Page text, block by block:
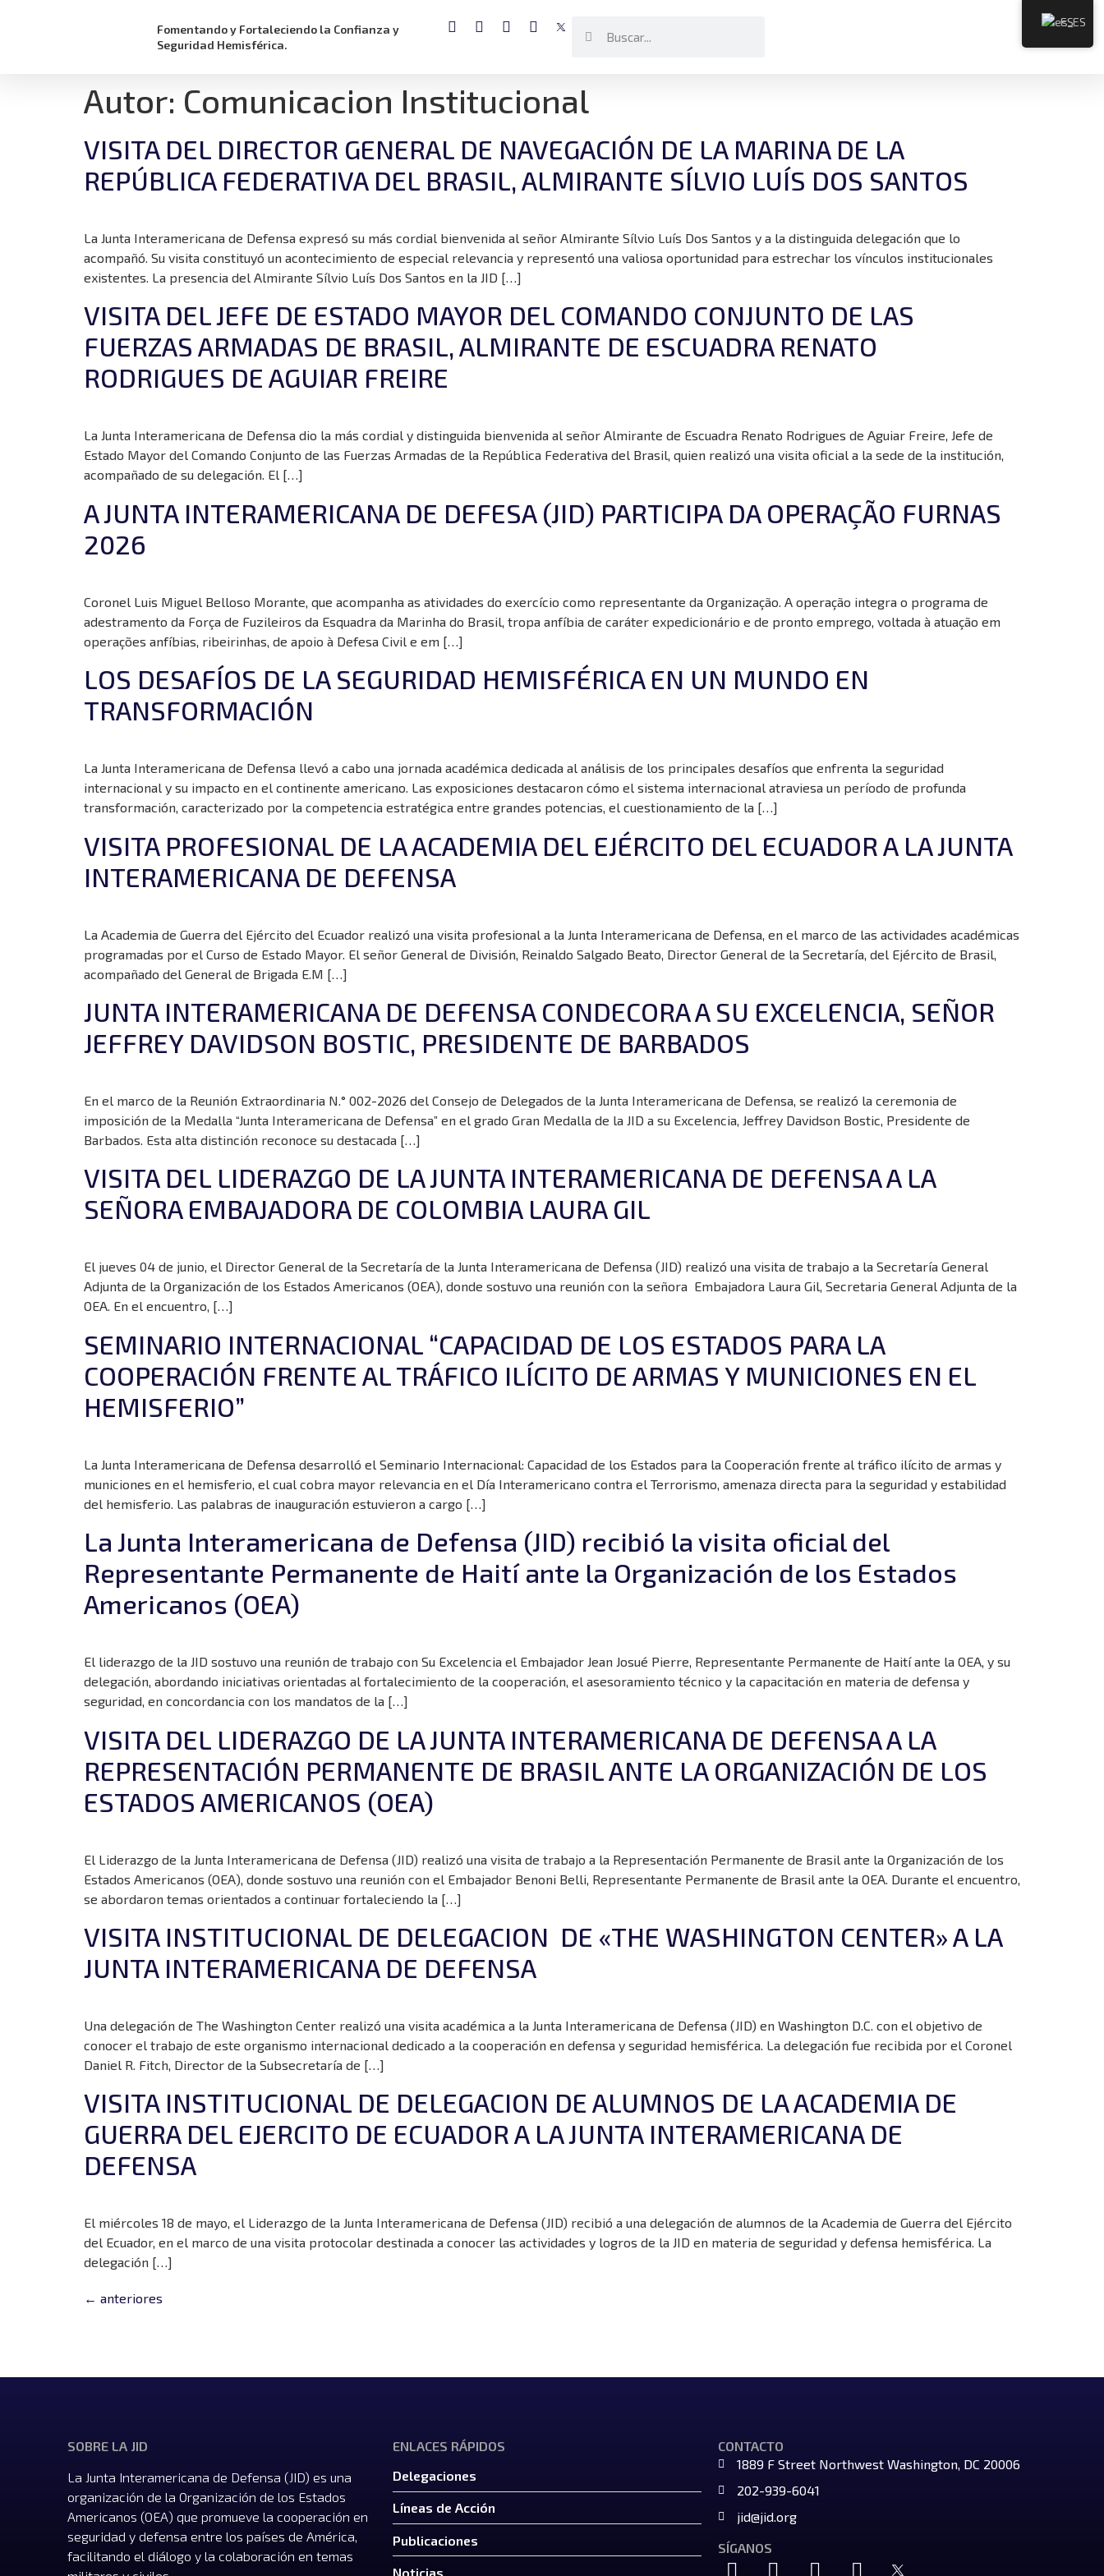
Fomentando y Fortaleciendo la Confianza y
Seguridad Hemisférica.
Autor: Comunicacion Institucional
VISITA DEL DIRECTOR GENERAL DE NAVEGACIÓN DE LA MARINA DE LA
REPÚBLICA FEDERATIVA DEL BRASIL, ALMIRANTE SÍLVIO LUÍS DOS SANTOS
La Junta Interamericana de Defensa expresó su más cordial bienvenida al señor Almirante Sílvio Luís Dos Santos y a la distinguida delegación que lo
acompañó. Su visita constituyó un acontecimiento de especial relevancia y representó una valiosa oportunidad para estrechar los vínculos institucionales
existentes. La presencia del Almirante Sílvio Luís Dos Santos en la JID […]
VISITA DEL JEFE DE ESTADO MAYOR DEL COMANDO CONJUNTO DE LAS
FUERZAS ARMADAS DE BRASIL, ALMIRANTE DE ESCUADRA RENATO
RODRIGUES DE AGUIAR FREIRE
La Junta Interamericana de Defensa dio la más cordial y distinguida bienvenida al señor Almirante de Escuadra Renato Rodrigues de Aguiar Freire, Jefe de
Estado Mayor del Comando Conjunto de las Fuerzas Armadas de la República Federativa del Brasil, quien realizó una visita oficial a la sede de la institución,
acompañado de su delegación. El […]
A JUNTA INTERAMERICANA DE DEFESA (JID) PARTICIPA DA OPERAÇÃO FURNAS
2026
Coronel Luis Miguel Belloso Morante, que acompanha as atividades do exercício como representante da Organização. A operação integra o programa de
adestramento da Força de Fuzileiros da Esquadra da Marinha do Brasil, tropa anfíbia de caráter expedicionário e de pronto emprego, voltada à atuação em
operações anfíbias, ribeirinhas, de apoio à Defesa Civil e em […]
LOS DESAFÍOS DE LA SEGURIDAD HEMISFÉRICA EN UN MUNDO EN
TRANSFORMACIÓN
La Junta Interamericana de Defensa llevó a cabo una jornada académica dedicada al análisis de los principales desafíos que enfrenta la seguridad
internacional y su impacto en el continente americano. Las exposiciones destacaron cómo el sistema internacional atraviesa un período de profunda
transformación, caracterizado por la competencia estratégica entre grandes potencias, el cuestionamiento de la […]
VISITA PROFESIONAL DE LA ACADEMIA DEL EJÉRCITO DEL ECUADOR A LA JUNTA
INTERAMERICANA DE DEFENSA
La Academia de Guerra del Ejército del Ecuador realizó una visita profesional a la Junta Interamericana de Defensa, en el marco de las actividades académicas
programadas por el Curso de Estado Mayor. El señor General de División, Reinaldo Salgado Beato, Director General de la Secretaría, del Ejército de Brasil,
acompañado del General de Brigada E.M […]
JUNTA INTERAMERICANA DE DEFENSA CONDECORA A SU EXCELENCIA, SEÑOR
JEFFREY DAVIDSON BOSTIC, PRESIDENTE DE BARBADOS
En el marco de la Reunión Extraordinaria N.° 002-2026 del Consejo de Delegados de la Junta Interamericana de Defensa, se realizó la ceremonia de
imposición de la Medalla “Junta Interamericana de Defensa” en el grado Gran Medalla de la JID a su Excelencia, Jeffrey Davidson Bostic, Presidente de
Barbados. Esta alta distinción reconoce su destacada […]
VISITA DEL LIDERAZGO DE LA JUNTA INTERAMERICANA DE DEFENSA A LA
SEÑORA EMBAJADORA DE COLOMBIA LAURA GIL
El jueves 04 de junio, el Director General de la Secretaría de la Junta Interamericana de Defensa (JID) realizó una visita de trabajo a la Secretaría General
Adjunta de la Organización de los Estados Americanos (OEA), donde sostuvo una reunión con la señora Embajadora Laura Gil, Secretaria General Adjunta de la
OEA. En el encuentro, […]
SEMINARIO INTERNACIONAL “CAPACIDAD DE LOS ESTADOS PARA LA
COOPERACIÓN FRENTE AL TRÁFICO ILÍCITO DE ARMAS Y MUNICIONES EN EL
HEMISFERIO”
La Junta Interamericana de Defensa desarrolló el Seminario Internacional: Capacidad de los Estados para la Cooperación frente al tráfico ilícito de armas y
municiones en el hemisferio, el cual cobra mayor relevancia en el Día Interamericano contra el Terrorismo, amenaza directa para la seguridad y estabilidad
del hemisferio. Las palabras de inauguración estuvieron a cargo […]
La Junta Interamericana de Defensa (JID) recibió la visita oficial del
Representante Permanente de Haití ante la Organización de los Estados
Americanos (OEA)
El liderazgo de la JID sostuvo una reunión de trabajo con Su Excelencia el Embajador Jean Josué Pierre, Representante Permanente de Haití ante la OEA, y su
delegación, abordando iniciativas orientadas al fortalecimiento de la cooperación, el asesoramiento técnico y la capacitación en materia de defensa y
seguridad, en concordancia con los mandatos de la […]
VISITA DEL LIDERAZGO DE LA JUNTA INTERAMERICANA DE DEFENSA A LA
REPRESENTACIÓN PERMANENTE DE BRASIL ANTE LA ORGANIZACIÓN DE LOS
ESTADOS AMERICANOS (OEA)
El Liderazgo de la Junta Interamericana de Defensa (JID) realizó una visita de trabajo a la Representación Permanente de Brasil ante la Organización de los
Estados Americanos (OEA), donde sostuvo una reunión con el Embajador Benoni Belli, Representante Permanente de Brasil ante la OEA. Durante el encuentro,
se abordaron temas orientados a continuar fortaleciendo la […]
VISITA INSTITUCIONAL DE DELEGACION DE «THE WASHINGTON CENTER» A LA
JUNTA INTERAMERICANA DE DEFENSA
Una delegación de The Washington Center realizó una visita académica a la Junta Interamericana de Defensa (JID) en Washington D.C. con el objetivo de
conocer el trabajo de este organismo internacional dedicado a la cooperación en defensa y seguridad hemisférica. La delegación fue recibida por el Coronel
Daniel R. Fitch, Director de la Subsecretaría de […]
VISITA INSTITUCIONAL DE DELEGACION DE ALUMNOS DE LA ACADEMIA DE
GUERRA DEL EJERCITO DE ECUADOR A LA JUNTA INTERAMERICANA DE
DEFENSA
El miércoles 18 de mayo, el Liderazgo de la Junta Interamericana de Defensa (JID) recibió a una delegación de alumnos de la Academia de Guerra del Ejército
del Ecuador, en el marco de una visita protocolar destinada a conocer las actividades y logros de la JID en materia de seguridad y defensa hemisférica. La
delegación […]
← anteriores
SOBRE LA JID
La Junta Interamericana de Defensa (JID) es una
organización de la Organización de los Estados
Americanos (OEA) que promueve la cooperación en
seguridad y defensa entre los países de América,
facilitando el diálogo y la colaboración en temas
ENLACES RÁPIDOS
Delegaciones
Líneas de Acción
Publicaciones
Noticias
CONTACTO
1889 F Street Northwest Washington, DC 20006
202-939-6041
jid@jid.org
SÍGANOS
ES